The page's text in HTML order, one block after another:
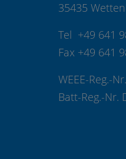
35435
Tel +49 641
Fax +49 641
WEEE-Reg.-
Batt-Reg.-Nr.